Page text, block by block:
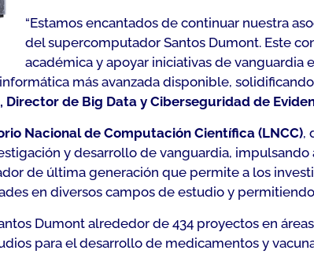
“Estamos encantados de continuar nuestra
del supercomputador Santos Dumont. Este
académica y apoyar iniciativas de vanguardia
más avanzada disponible,
Director de Big Data y Ciberseguridad de
Nacional de Computación Científica (LNCC),
y desarrollo de vanguardia,
de última generación que permite a los
en diversos campos de estudio y
Dumont alrededor de 434 proyectos en
para el desarrollo de medicamentos y